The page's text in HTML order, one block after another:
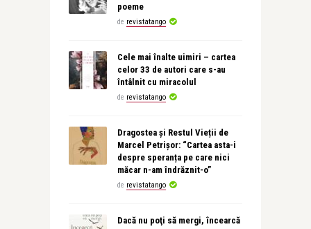
poeme
de revistatango
Cele mai înalte uimiri – cartea
celor 33 de autori care s-au
întâlnit cu miracolul
de revistatango
Dragostea și Restul Vieții de
Marcel Petrișor: “Cartea asta-i
despre speranța pe care nici
măcar n-am îndrăznit-o”
de revistatango
Dacă nu poţi să mergi, încearcă